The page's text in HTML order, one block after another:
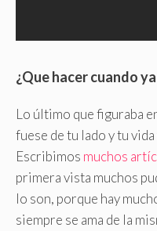
¿Que hacer cuando
Lo último que figuraba
fuese de tu lado y tu
Escribimos muchos
primera vista muchos
lo son, porque hay
siempre se ama de la